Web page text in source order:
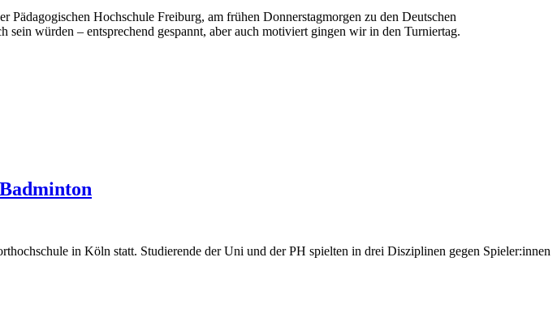
Hochschule Freiburg, am frühen Donnerstagmorgen zu den Deutschen
würden – entsprechend gespannt, aber auch motiviert gingen wir in den Turniertag.
in Köln statt. Studierende der Uni und der PH spielten in drei Disziplinen gegen Spieler:innen